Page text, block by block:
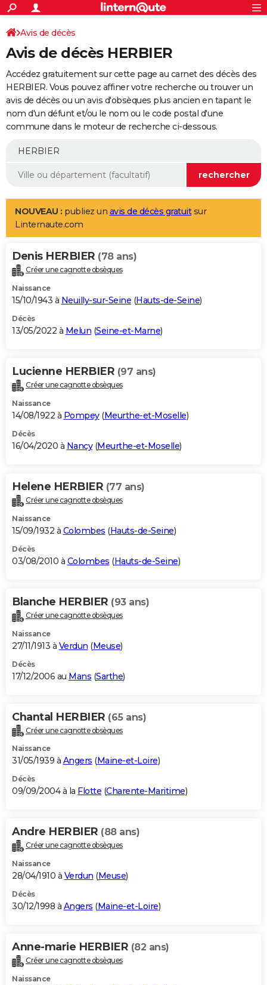
ACTUALITÉS
Politique
Société
Faits Divers
Education
Monde
Villes
+
SPORT
Coupe du monde 2026
Football
Tennis
Cyclisme
Rugby
Forum
Programme TV
TNT
Streaming
Cinéma
Sorties cinéma
Musique
+
FINANCE
Retraite
Epargne
Immobilier
Risques naturels par ville
Banque
Assurance
AUTO
Essais
Réserver un essai
Citadines
Berlines
SUV
Forum auto
+
Mobiles
Meilleur smartphone
Internet
Ordinateurs
Jeux vidéo
Guide high-tech
Aménagement intérieur
LIFESTYLE
Art de vivre
Bien-être
Loisirs
Mode
Modes de vie
Alimentation
Guide de la santé
Maladies
Médicaments
Sommeil
VOYAGE
Destinations
City break
Voyage nature
Voyage de noces
Forum
Climat
+PHOTO
GUIDES D'ACHAT
BONS PLANS
Carte de Noël
Carte Bonne année
Carte Saint-Valentin
Carte Pâques
Carte d'anniversaire
DICTIONNAIRE
Dictionnaire
Biographies
Citations
Expressions
Proverbes
PROGRAMME TV
S'inscrire
Se connecter
Lycées
Collèges
Primaires
Universités
Entreprises
Service militaire
Avis de recherche
AVIS DE DÉCÈS
Bricolage
Lifestyle
Culture
Sport
Auto
Television
Voyage
Cinema
Avis de décès
Avis de décès HERBIER
Accédez gratuitement sur cette page au carnet des décès des
HERBIER. Vous pouvez affiner votre recherche ou trouver un
avis de décès ou un avis d'obsèques plus ancien en tapant le
nom d'un défunt et/ou le nom ou le code postal d'une
commune dans le moteur de recherche ci-dessous.
NOUVEAU : publiez un avis de décès gratuitsur
Linternaute.com
Denis HERBIER (78 ans)
Créer une cagnotte obsèques
Naissance
15/10/1943 à Neuilly-sur-Seine (Hauts-de-Seine)
Décès
13/05/2022 à Melun (Seine-et-Marne)
Lucienne HERBIER (97 ans)
Créer une cagnotte obsèques
Naissance
14/08/1922 à Pompey(Meurthe-et-Moselle)
Décès
16/04/2020 à Nancy(Meurthe-et-Moselle)
Helene HERBIER (77 ans)
Créer une cagnotte obsèques
Naissance
15/09/1932 à Colombes (Hauts-de-Seine)
Décès
03/08/2010 à Colombes (Hauts-de-Seine)
Blanche HERBIER (93 ans)
Créer une cagnotte obsèques
Naissance
27/11/1913 à Verdun (Meuse)
Décès
17/12/2006 au Mans (Sarthe)
Chantal HERBIER (65 ans)
Créer une cagnotte obsèques
Naissance
31/05/1939 à Angers (Maine-et-Loire)
Décès
09/09/2004 à la Flotte (Charente-Maritime)
Andre HERBIER (88 ans)
Créer une cagnotte obsèques
Naissance
28/04/1910 à Verdun (Meuse)
Décès
30/12/1998 à Angers (Maine-et-Loire)
Anne-marie HERBIER (82 ans)
Créer une cagnotte obsèques
Naissance